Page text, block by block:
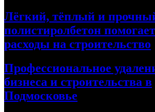
Лёгкий, тёплый и
полистиролбетон
расходы на строительство
Профессиональное
бизнеса и строительства в
Подмосковье